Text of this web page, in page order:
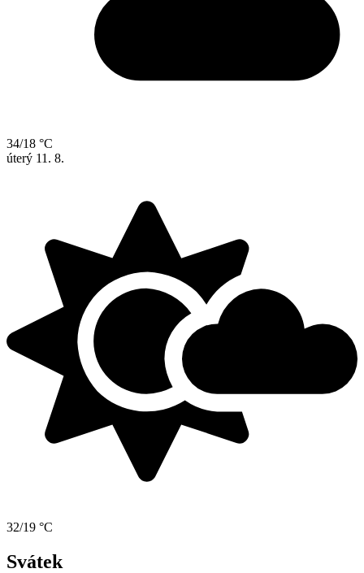
34/18 °C
úterý 11. 8.
32/19 °C
Svátek